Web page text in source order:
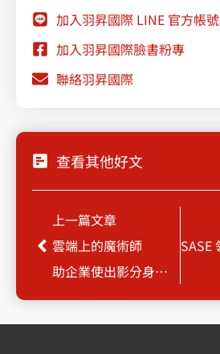
加入羽昇國際 LINE 官方帳號
加入羽昇國際臉書粉專
聯絡羽昇國際
查看其他好文
Prev
上一篇文章
雲端上的魔術師
助企業使出影分身之術佈局全球